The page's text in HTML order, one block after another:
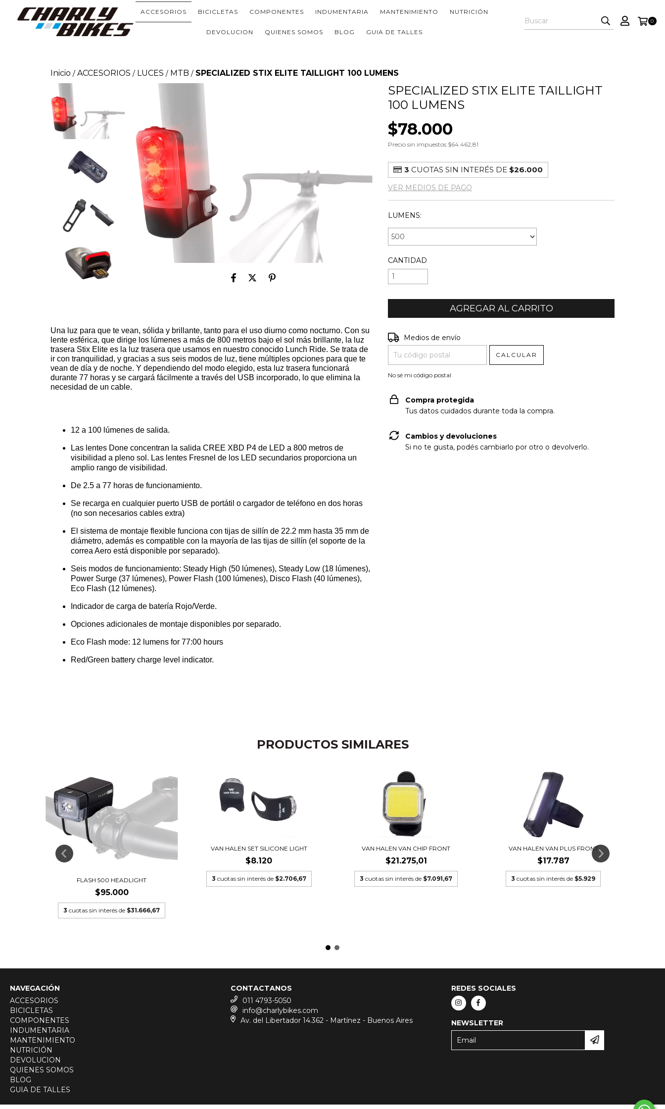
ACCESORIOS BICICLETAS COMPONENTES INDUMENTARIA MANTENIMIENTO NUTRICIÓN
DEVOLUCION QUIENES SOMOS BLOG GUIA DE TALLES
0
Inicio / ACCESORIOS / LUCES / MTB / SPECIALIZED STIX ELITE TAILLIGHT 100 LUMENS
Una luz para que te vean, sólida y brillante, tanto para el uso diurno como nocturno. Con su
lente esférica, que dirige los lúmenes a más de 800 metros bajo el sol más brillante, la luz
trasera Stix Elite es la luz trasera que usamos en nuestro conocido Lunch Ride. Se trata de
ir con tranquilidad, y gracias a sus seis modos de luz, tiene múltiples opciones para que te
vean de día y de noche. Y dependiendo del modo elegido, esta luz trasera funcionará
durante 77 horas y se cargará fácilmente a través del USB incorporado, lo que elimina la
necesidad de un cable.
12 a 100 lúmenes de salida.
Las lentes Done concentran la salida CREE XBD P4 de LED a 800 metros de
visibilidad a pleno sol. Las lentes Fresnel de los LED secundarios proporciona un
amplio rango de visibilidad.
De 2.5 a 77 horas de funcionamiento.
Se recarga en cualquier puerto USB de portátil o cargador de teléfono en dos horas
(no son necesarios cables extra)
El sistema de montaje flexible funciona con tijas de sillín de 22.2 mm hasta 35 mm de
diámetro, además es compatible con la mayoría de las tijas de sillín (el soporte de la
correa Aero está disponible por separado).
Seis modos de funcionamiento: Steady High (50 lúmenes), Steady Low (18 lúmenes),
Power Surge (37 lúmenes), Power Flash (100 lúmenes), Disco Flash (40 lúmenes),
Eco Flash (12 lúmenes).
Indicador de carga de batería Rojo/Verde.
Opciones adicionales de montaje disponibles por separado.
Eco Flash mode: 12 lumens for 77:00 hours
Red/Green battery charge level indicator.
SPECIALIZED STIX ELITE TAILLIGHT
100 LUMENS
$78.000
Precio sin impuestos $64.462,81
3 CUOTAS SIN INTERÉS DE $26.000
VER MEDIOS DE PAGO
LUMENS:
CANTIDAD
Entregas para el CP:
Medios de envío
CALCULAR
No sé mi código postal
Compra protegida
Tus datos cuidados durante toda la compra.
Cambios y devoluciones
Si no te gusta, podés cambiarlo por otro o devolverlo.
PRODUCTOS SIMILARES
FLASH 500 HEADLIGHT
$95.000
3 cuotas sin interés de $31.666,67
VAN HALEN SET SILICONE LIGHT
$8.120
3 cuotas sin interés de $2.706,67
VAN HALEN VAN CHIP FRONT
$21.275,01
3 cuotas sin interés de $7.091,67
VAN HALEN VAN PLUS FRONT
$17.787
3 cuotas sin interés de $5.929
NAVEGACIÓN
ACCESORIOS
BICICLETAS
COMPONENTES
INDUMENTARIA
MANTENIMIENTO
NUTRICIÓN
DEVOLUCION
QUIENES SOMOS
BLOG
GUIA DE TALLES
CONTACTANOS
011 4793-5050
info@charlybikes.com
Av. del Libertador 14.362 - Martínez - Buenos Aires
REDES SOCIALES
NEWSLETTER